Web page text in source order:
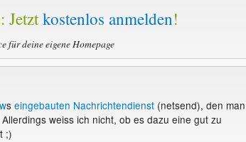
Jetztkostenlos anmelden!
für deine eigene Homepage
s eingebauten Nachrichtendienst(netsend), den man
weiss ich nicht, ob es dazu eine gut zu
;)